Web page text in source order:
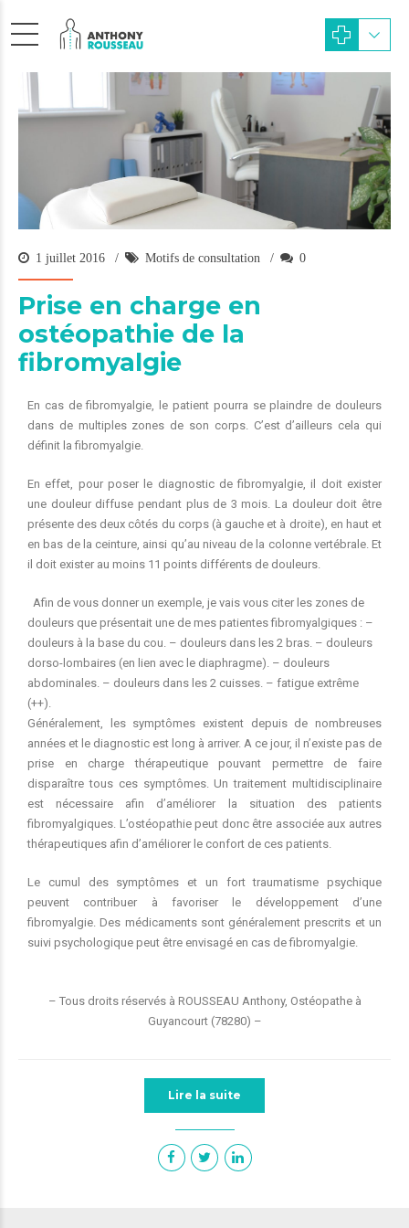
1 juillet 2016 Motifs de consultation 0
Prise en charge en
ostéopathie de la
fibromyalgie
En cas de fibromyalgie, le patient pourra se plaindre de douleurs
dans de multiples zones de son corps. C’est d’ailleurs cela qui
définit la fibromyalgie.
En effet, pour poser le diagnostic de fibromyalgie, il doit exister
une douleur diffuse pendant plus de 3 mois. La douleur doit être
présente des deux côtés du corps (à gauche et à droite), en haut et
en bas de la ceinture, ainsi qu’au niveau de la colonne vertébrale. Et
il doit exister au moins 11 points différents de douleurs.
Afin de vous donner un exemple, je vais vous citer les zones de
douleurs que présentait une de mes patientes fibromyalgiques : –
douleurs à la base du cou. – douleurs dans les 2 bras. – douleurs
dorso-lombaires (en lien avec le diaphragme). – douleurs
abdominales. – douleurs dans les 2 cuisses. – fatigue extrême
(++).
Généralement, les symptômes existent depuis de nombreuses
années et le diagnostic est long à arriver. A ce jour, il n’existe pas de
prise en charge thérapeutique pouvant permettre de faire
disparaître tous ces symptômes. Un traitement multidisciplinaire
est nécessaire afin d’améliorer la situation des patients
fibromyalgiques. L’ostéopathie peut donc être associée aux autres
thérapeutiques afin d’améliorer le confort de ces patients.
Le cumul des symptômes et un fort traumatisme psychique
peuvent contribuer à favoriser le développement d’une
fibromyalgie. Des médicaments sont généralement prescrits et un
suivi psychologique peut être envisagé en cas de fibromyalgie.
– Tous droits réservés à ROUSSEAU Anthony, Ostéopathe à
Guyancourt (78280) –
Lire la suite